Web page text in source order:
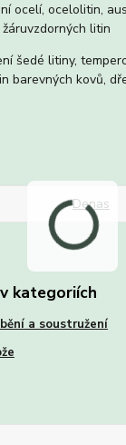
ocelí, ocelolitin,
litin
šedé litiny,
barevných kovů,
Denas
kategoriích
a soustružení